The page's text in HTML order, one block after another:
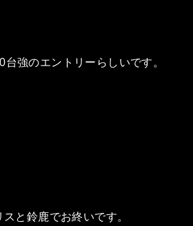
強のエントリーらしいです。
と鈴鹿でお終いです。